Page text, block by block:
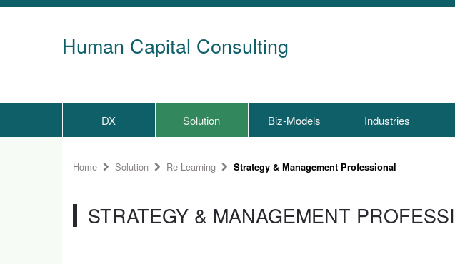
Human Capital Consulting
DX Solution Biz-Models Industries
Home Solution Re-Learning Strategy & Management Professional
STRATEGY & MANAGEMENT